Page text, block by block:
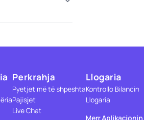
Perkrahja
Pyetjet më të shpeshta
Pajisjet
Live Chat
Llogaria
Kontrollo Bilancin
Llogaria
Merr Aplikacionin